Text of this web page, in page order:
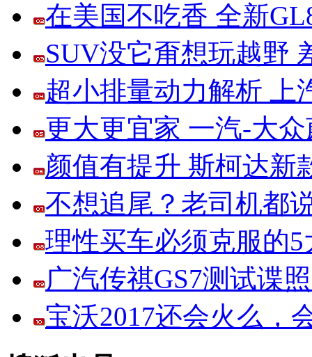
在美国不吃香 全新
SUV没它甭想玩越野
超小排量动力解析 上
更大更宜家 一汽-大
颜值有提升 斯柯达新
不想追尾？老司机都
理性买车必须克服的5
广汽传祺GS7测试谍
宝沃2017还会火么，